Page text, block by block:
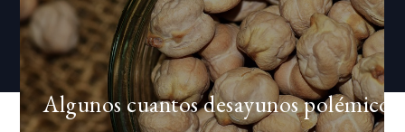
Algunos cuantos desayunos polémicos